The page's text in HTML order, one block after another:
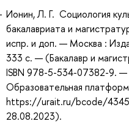
Ионин, Л. Г. Социология
бакалавриата и
испр. и доп. — Москва :
333 с. — (Бакалавр и
ISBN 978-5-534-07382-9.
Образовательная
https://urait.ru/bcode/
28.08.2023).